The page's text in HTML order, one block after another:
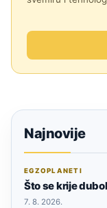
Najnovije
EGZOPLANETI
Što se krije
7. 8. 2026.